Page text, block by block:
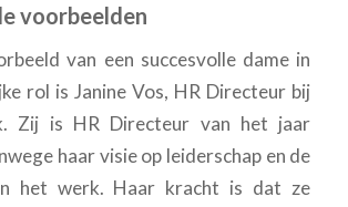
voorbeelden
van een succesvolle dame in
rol is Janine Vos, HR Directeur bij
Zij is HR Directeur van het jaar
haar visie op leiderschap en de
het werk. Haar kracht is dat ze